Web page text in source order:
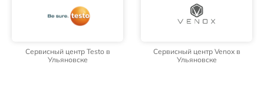
Сервисный центр Testo в
Ульяновске
Сервисный центр Venox в
Ульяновске